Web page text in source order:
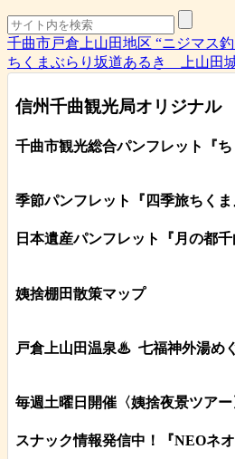
千曲市戸倉上山田地区 “ニジマス釣
ちくまぶらり坂道あるき 上山田
信州千曲観光局オリジナル
千曲市観光総合パンフレット 『
季節パンフレット『四季旅ちくま
日本遺産パンフレット 『月の都千
姨捨棚田散策マップ
戸倉上山田温泉♨ 七福神外湯め
毎週土曜日開催〈姨捨夜景ツアー
スナック情報発信中！『NEOネオ